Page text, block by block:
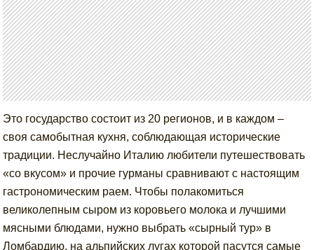
Это государство состоит из 20 регионов, и в каждом –
своя самобытная кухня, соблюдающая исторические
традиции. Неслучайно Италию любители путешествовать
«со вкусом» и прочие гурманы сравнивают с настоящим
гастрономическим раем. Чтобы полакомиться
великолепным сыром из коровьего молока и лучшими
мясными блюдами, нужно выбрать «сырный тур» в
Ломбардию, на альпийских лугах которой пасутся самые